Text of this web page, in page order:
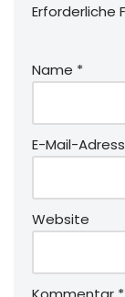
Erforderliche
Name *
E-Mail-
Website